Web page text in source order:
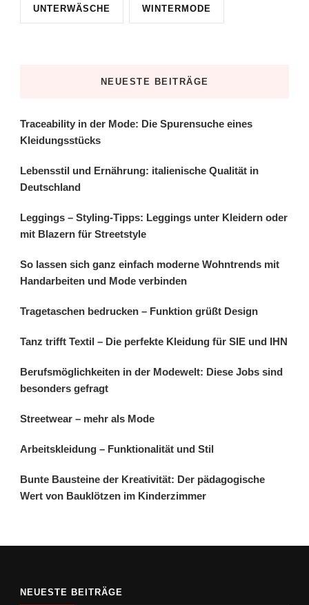
UNTERWÄSCHE WINTERMODE
NEUESTE BEITRÄGE
Traceability in der Mode: Die Spurensuche eines
Kleidungsstücks
Lebensstil und Ernährung: italienische Qualität in
Deutschland
Leggings – Styling-Tipps: Leggings unter Kleidern oder
mit Blazern für Streetstyle
So lassen sich ganz einfach moderne Wohntrends mit
Handarbeiten und Mode verbinden
Tragetaschen bedrucken – Funktion grüßt Design
Tanz trifft Textil – Die perfekte Kleidung für SIE und IHN
Berufsmöglichkeiten in der Modewelt: Diese Jobs sind
besonders gefragt
Streetwear – mehr als Mode
Arbeitskleidung – Funktionalität und Stil
Bunte Bausteine der Kreativität: Der pädagogische
Wert von Bauklötzen im Kinderzimmer
NEUESTE BEITRÄGE